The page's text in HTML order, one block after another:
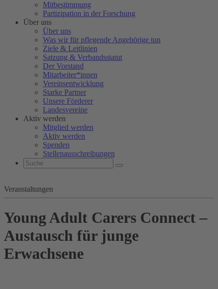
Mitbestimmung
Partizipation in der Forschung
Über uns
Über uns
Was wir für pflegende Angehörige tun
Ziele & Leitlinien
Satzung & Verbandsstatut
Der Vorstand
Mitarbeiter*innen
Vereinsentwicklung
Starke Partner
Unsere Förderer
Landesvereine
Aktiv werden
Mitglied werden
Aktiv werden
Spenden
Stellenausschreibungen
Veranstaltungen
Young Adult Carers Connect –
Austausch für junge
Erwachsene